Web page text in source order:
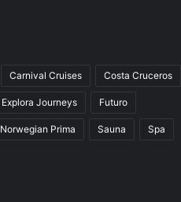
Carnival Cruises Costa Cruceros
Explora Journeys Futuro
Norwegian Prima Sauna Spa